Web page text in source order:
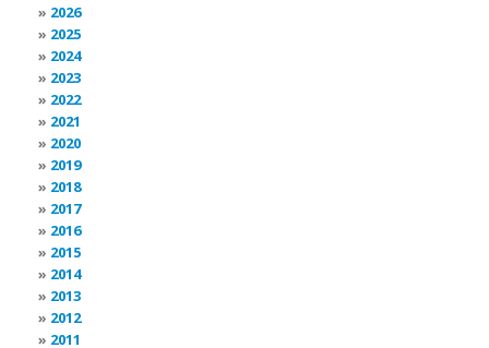
2026
2025
2024
2023
2022
2021
2020
2019
2018
2017
2016
2015
2014
2013
2012
2011